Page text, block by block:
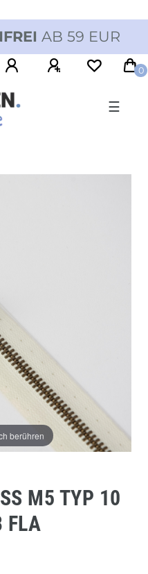
AB 59 EUR
0
☰
berühren
M5 TYP 10 T
R